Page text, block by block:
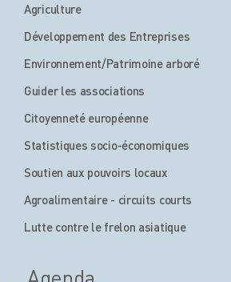
Agriculture
Développement des Entreprises
Environnement/Patrimoine arboré
Guider les associations
Citoyenneté européenne
Statistiques socio-économiques
Soutien aux pouvoirs locaux
Agroalimentaire - circuits courts
Lutte contre le frelon asiatique